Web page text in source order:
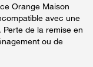
Orange Maison
avec une
de la remise en
ou de